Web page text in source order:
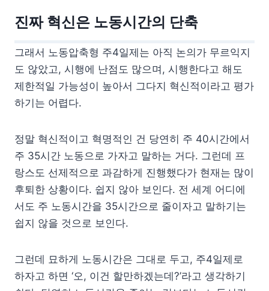
진짜 혁신은 노동시간의 단축
그래서 노동압축형 주4일제는 아직 논의가 무르익지
도 않았고, 시행에 난점도 많으며, 시행한다고 해도
제한적일 가능성이 높아서 그다지 혁신적이라고 평가
하기는 어렵다.
정말 혁신적이고 혁명적인 건 당연히 주 40시간에서
주 35시간 노동으로 가자고 말하는 거다. 그런데 프
랑스도 선제적으로 과감하게 진행했다가 현재는 많이
후퇴한 상황이다. 쉽지 않아 보인다. 전 세계 어디에
서도 주 노동시간을 35시간으로 줄이자고 말하기는
쉽지 않을 것으로 보인다.
그런데 묘하게 노동시간은 그대로 두고, 주4일제로
하자고 하면 ‘오, 이건 할만하겠는데?’라고 생각하기